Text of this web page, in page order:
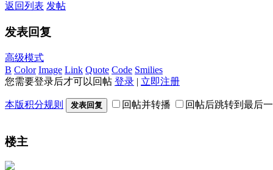
返回列表 发帖
发表回复
高级模式
B Color Image Link Quote Code Smilies
您需要登录后才可以回帖 登录 | 立即注册
本版积分规则 发表回复 回帖并转播 回帖后跳转到最后
楼主